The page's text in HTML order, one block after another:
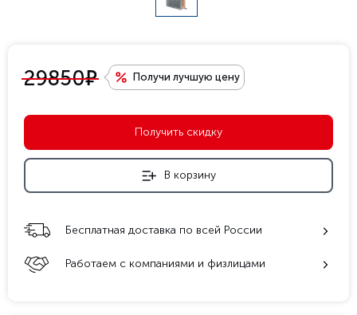
29850е Получи лучшую цену
Получить скидку
В корзину
Бесплатная доставка по всей России
Работаем с компаниями и физлицами